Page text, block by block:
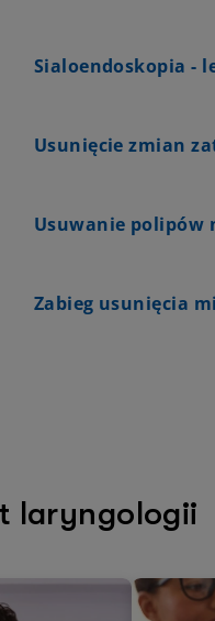
Sialoendoskopia -
Usunięcie zmian
Usuwanie polipów
Zabieg usunięcia
laryngologii